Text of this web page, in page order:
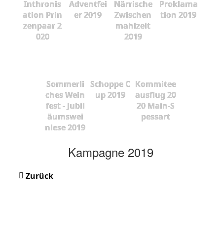
Inthronis
ation Prin
zenpaar 2
020
Adventfei
er 2019
Närrische
Zwischen
mahlzeit
2019
Proklama
tion 2019
Sommerli
ches Wein
fest - Jubil
äumswei
nlese 2019
Schoppe C
up 2019
Kommitee
ausflug 20
20 Main-S
pessart
Kampagne 2019
Zurück